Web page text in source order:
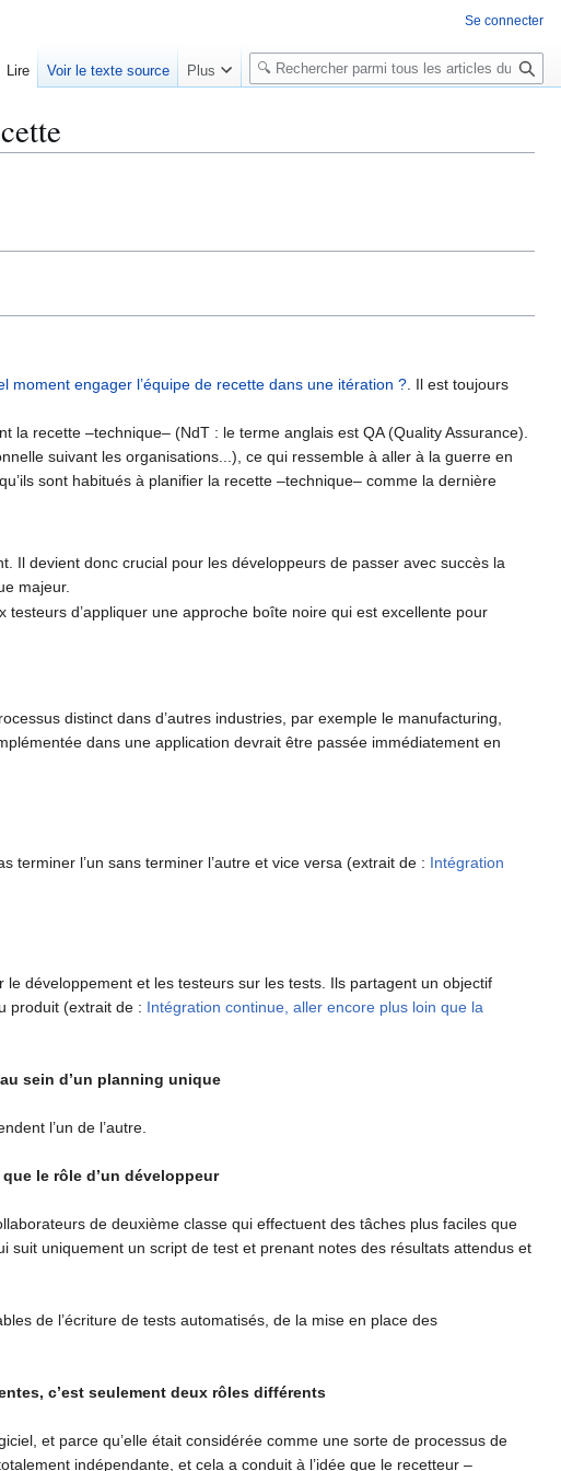
moment engager l’équipe de recette dans une itération ?. Il est toujours
la recette –technique– (NdT : le terme anglais est QA (Quality Assurance).
suivant les organisations...), ce qui ressemble à aller à la guerre en
sont habitués à planifier la recette –technique– comme la dernière
Il devient donc crucial pour les développeurs de passer avec succès la
majeur.
d’appliquer une approche boîte noire qui est excellente pour
distinct dans d’autres industries, par exemple le manufacturing,
dans une application devrait être passée immédiatement en
l’un sans terminer l’autre et vice versa (extrait de : Intégration
développement et les testeurs sur les tests. Ils partagent un objectif
produit (extrait de : Intégration continue, aller encore plus loin que la
sein d’un planning unique
l’un de l’autre.
le rôle d’un développeur
de deuxième classe qui effectuent des tâches plus faciles que
suit uniquement un script de test et prenant notes des résultats attendus et
de l’écriture de tests automatisés, de la mise en place des
c’est seulement deux rôles différents
et parce qu’elle était considérée comme une sorte de processus de
indépendante, et cela a conduit à l’idée que le recetteur –
Se connecter
Lire Voir le texte source Plus
R
e
e